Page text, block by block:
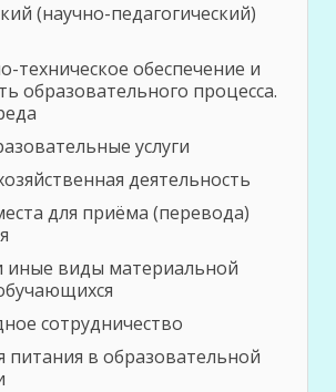
(научно-педагогический)
техническое обеспечение и
образовательного процесса.
услуги
деятельность
для приёма (перевода)
иные виды материальной
сотрудничество
питания в образовательной